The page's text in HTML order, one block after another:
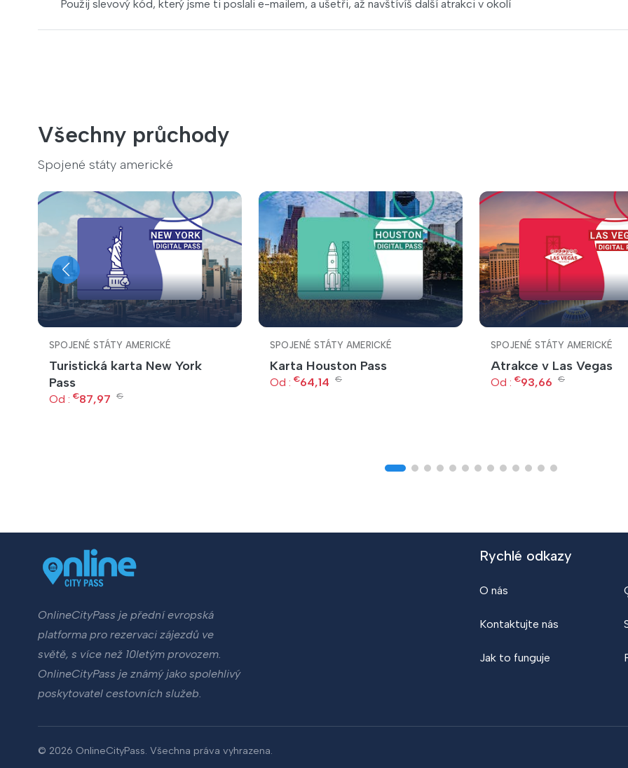
Použij slevový kód, který jsme ti poslali e-mailem, a ušetři, až navštívíš další atrakci v okolí
Všechny průchody
Spojené státy americké
SPOJENÉ STÁTY AMERICKÉ
Turistická karta New York
Pass
Od : €87,97 €
SPOJENÉ STÁTY AMERICKÉ
Karta Houston Pass
Od : €64,14 €
SPOJENÉ STÁTY AMERICKÉ
Atrakce v Las Vegas
Od : €93,66 €
OnlineCityPass je přední evropská
platforma pro rezervaci zájezdů ve
světě, s více než 10letým provozem.
OnlineCityPass je známý jako spolehlivý
poskytovatel cestovních služeb.
Rychlé odkazy
O nás
Kontaktujte nás
Jak to funguje
© 2026 OnlineCityPass. Všechna práva vyhrazena.